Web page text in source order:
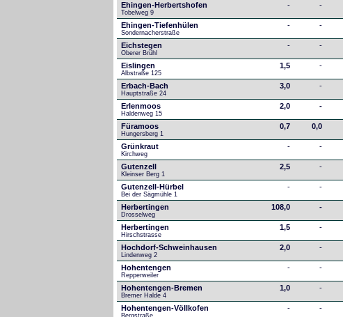
Ehingen-Herbertshofen
Tobelweg 9
- -
Ehingen-Tiefenhülen
Sondernacherstraße
- -
Eichstegen
Oberer Brühl
- -
Eislingen
Albstraße 125
1,5 -
Erbach-Bach
Hauptstraße 24
3,0 -
Erlenmoos
Haldenweg 15
2,0 -
Füramoos
Hungersberg 1
0,7 0,0
Grünkraut
Kirchweg
- -
Gutenzell
Kleinser Berg 1
2,5 -
Gutenzell-Hürbel
Bei der Sägmühle 1
- -
Herbertingen
Drosselweg
108,0 -
Herbertingen
Hirschstrasse
1,5 -
Hochdorf-Schweinhausen
Lindenweg 2
2,0 -
Hohentengen
Repperweiler
- -
Hohentengen-Bremen
Bremer Halde 4
1,0 -
Hohentengen-Völlkofen - -